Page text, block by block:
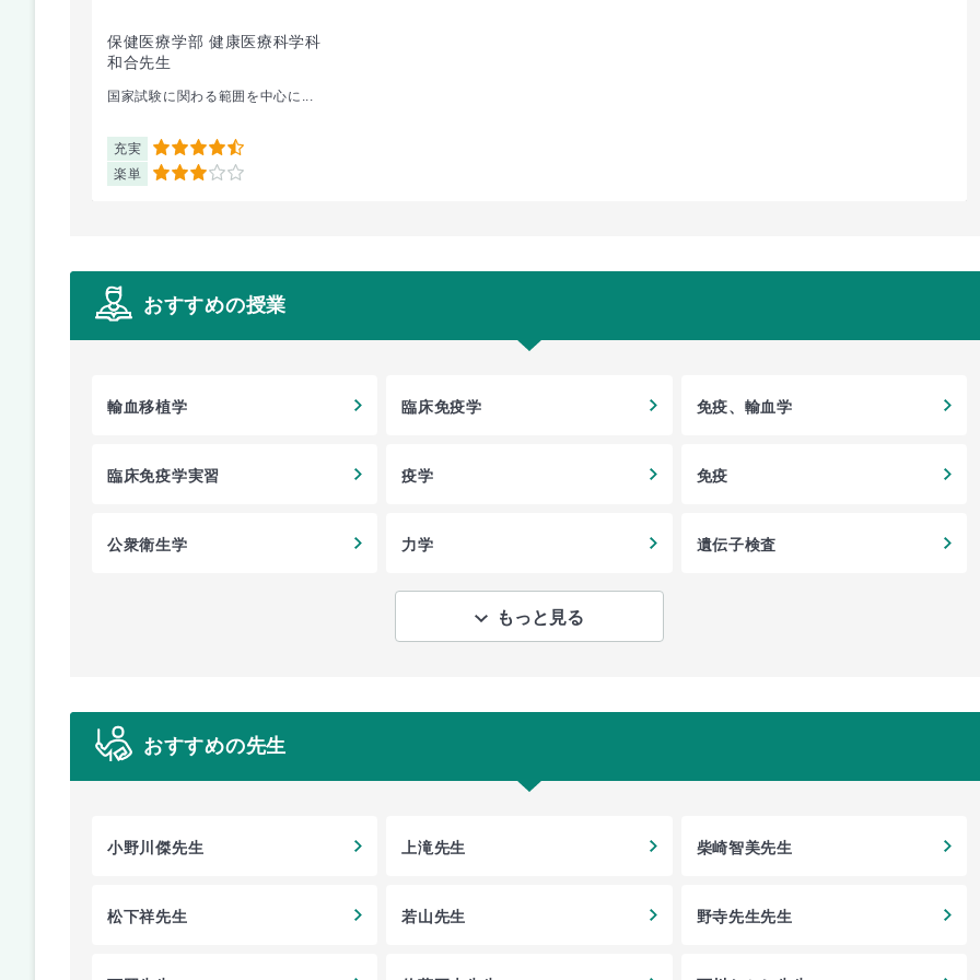
保健医療学部 健康医療科学科
和合先生
国家試験に関わる範囲を中心に...
充実 4.5
楽単 3
おすすめの授業
輸血移植学 臨床免疫学 免疫、輸血学
臨床免疫学実習 疫学 免疫
公衆衛生学 力学 遺伝子検査
もっと見る
おすすめの先生
小野川傑先生 上滝先生 柴崎智美先生
松下祥先生 若山先生 野寺先生先生